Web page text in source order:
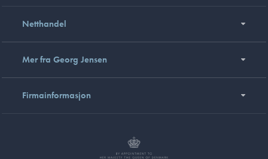
Netthandel
Mer fra Georg Jensen
Firmainformasjon